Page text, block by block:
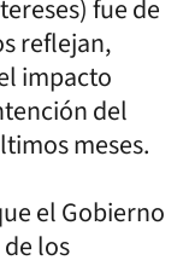
fue de
reflejan,
impacto
del
meses.
el Gobierno
los